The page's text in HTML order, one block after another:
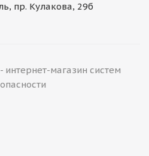
​пр. Кулакова, 29б
магазин систем